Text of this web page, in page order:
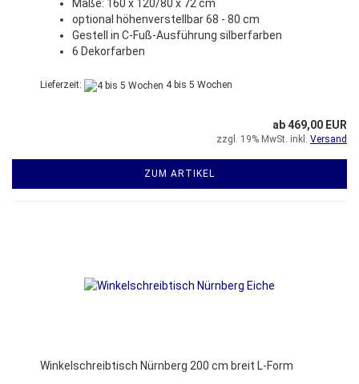
Maße: 160 x 120/80 x 72 cm
optional höhenverstellbar 68 - 80 cm
Gestell in C-Fuß-Ausführung silberfarben
6 Dekorfarben
Lieferzeit: 4 bis 5 Wochen
ab 469,00 EUR
zzgl. 19% MwSt. inkl. Versand
ZUM ARTIKEL
Winkelschreibtisch Nürnberg 200 cm breit L-Form